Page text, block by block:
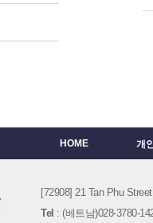
HOME 개
[72908] 21 Tan Phu
Tel : (베트남)028-3780-